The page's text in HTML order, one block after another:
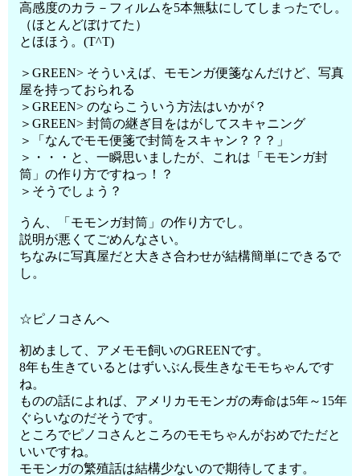
高感度のカラ－フィルムを5本無駄にしてしまったでし。
（ほとんどぼけてた）
とほほう。(T^T)
＞GREEN> そういえば、モモンガ便箋なんだけど、写真
屋を持っておられる
＞GREEN> のならこういう方法はいかが？
＞GREEN> 封筒の継ぎ目をはがしてスキャニング
＞「なんでモモ便箋で封筒をスキャン？？？」
＞・・・と、一瞬思いましたが、これは「モモンガ封
筒」の作り方ですねっ！？
＞そうでしょう？
うん、「モモンガ封筒」の作り方でし。
説明が悪くてごめんなさい。
ちなみに写真屋だと大きさ合わせが結構簡単にできるで
し。
☆ピノコさんへ
初めまして、アメモモ飼いのGREENです。
8年も生きているとはずいぶん長生きなモモちゃんです
ね。
ものの話によれば、アメリカモモンガの寿命は5年～15年
ぐらいなのだそうです。
ところでピノコさんところのモモちゃんがおめでただと
いいですね。
モモンガの繁殖話は結構少ないので期待してます。